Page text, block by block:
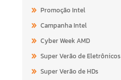
Promoção Intel
Campanha Intel
Cyber Week AMD
Super Verão de Eletrônicos
Super Verão de HDs